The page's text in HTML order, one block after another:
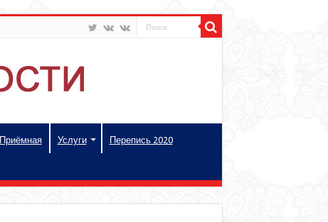
Приёмная Услуги Перепись 2020